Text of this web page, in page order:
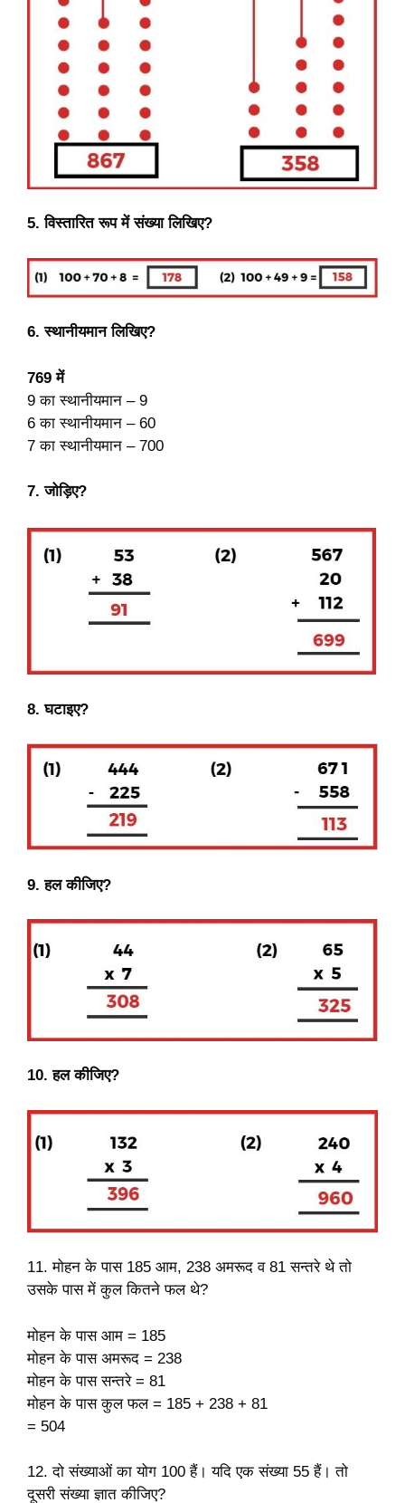
5. विस्तारित रूप में संख्या लिखिए?
6. स्थानीयमान लिखिए?
769 में
9 का स्थानीयमान – 9
6 का स्थानीयमान – 60
7 का स्थानीयमान – 700
7. जोड़िए?
8. घटाइए?
9. हल कीजिए?
10. हल कीजिए?
11. मोहन के पास 185 आम, 238 अमरूद व 81 सन्तरे थे तो
उसके पास में कुल कितने फल थे?
मोहन के पास आम = 185
मोहन के पास अमरूद = 238
मोहन के पास सन्तरे = 81
मोहन के पास कुल फल = 185 + 238 + 81
= 504
12. दो संख्याओं का योग 100 हैं। यदि एक संख्या 55 हैं। तो
दूसरी संख्या ज्ञात कीजिए?